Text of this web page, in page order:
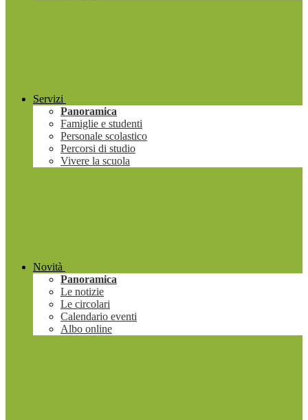
Servizi
Panoramica
Famiglie e studenti
Personale scolastico
Percorsi di studio
Vivere la scuola
Novità
Panoramica
Le notizie
Le circolari
Calendario eventi
Albo online